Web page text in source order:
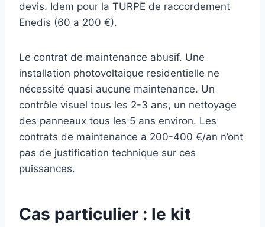
devis. Idem pour la TURPE de raccordement
Enedis (60 a 200 €).
Le contrat de maintenance abusif. Une
installation photovoltaique residentielle ne
nécessité quasi aucune maintenance. Un
contrôle visuel tous les 2-3 ans, un nettoyage
des panneaux tous les 5 ans environ. Les
contrats de maintenance a 200-400 €/an n’ont
pas de justification technique sur ces
puissances.
Cas particulier : le kit